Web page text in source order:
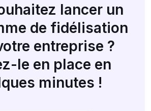
lancer un
de fidélisation
entreprise ?
le en place en
minutes !